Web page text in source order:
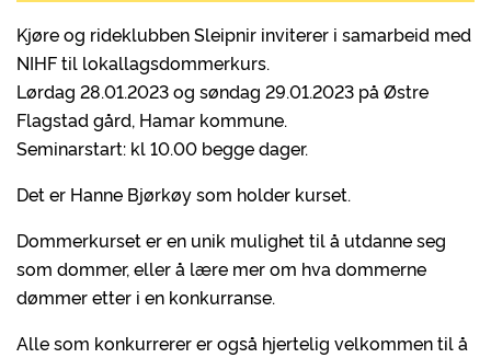
Kjøre og rideklubben Sleipnir inviterer i samarbeid med
NIHF til lokallagsdommerkurs.
Lørdag 28.01.2023 og søndag 29.01.2023 på Østre
Flagstad gård, Hamar kommune.
Seminarstart: kl 10.00 begge dager.
Det er Hanne Bjørkøy som holder kurset.
Dommerkurset er en unik mulighet til å utdanne seg
som dommer, eller å lære mer om hva dommerne
dømmer etter i en konkurranse.
Alle som konkurrerer er også hjertelig velkommen til å